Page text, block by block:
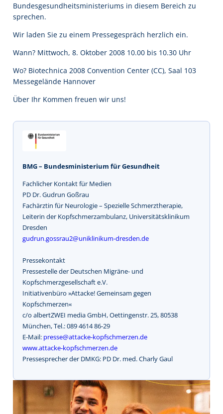
Bundesgesundheitsministeriums in diesem Bereich zu
sprechen.
Wir laden Sie zu einem Pressegespräch herzlich ein.
Wann? Mittwoch, 8. Oktober 2008 10.00 bis 10.30 Uhr
Wo? Biotechnica 2008 Convention Center (CC), Saal 103
Messegelände Hannover
Über Ihr Kommen freuen wir uns!
BMG – Bundesministerium für Gesundheit
Fachlicher Kontakt für Medien
PD Dr. Gudrun Goßrau
Fachärztin für Neurologie – Spezielle Schmerztherapie,
Leiterin der Kopfschmerzambulanz, Universitätsklinikum
Dresden
gudrun.gossrau2@uniklinikum-dresden.de
Pressekontakt
Pressestelle der Deutschen Migräne- und
Kopfschmerzgesellschaft e.V.
Initiativenbüro »Attacke! Gemeinsam gegen
Kopfschmerzen«
c/o albertZWEI media GmbH, Oettingenstr. 25, 80538
München, Tel.: 089 4614 86-29
E-Mail: presse@attacke-kopfschmerzen.de
www.attacke-kopfschmerzen.de
Pressesprecher der DMKG: PD Dr. med. Charly Gaul